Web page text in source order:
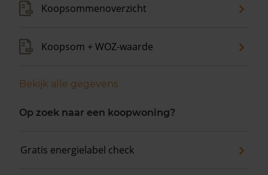
Koopsommenoverzicht
Koopsom + WOZ-waarde
Bekijk alle gegevens
Op zoek naar een koopwoning?
Gratis energielabel check